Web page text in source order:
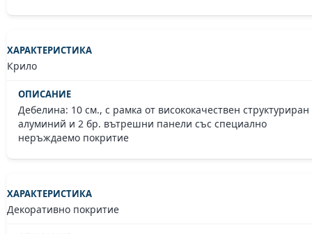
Крило
Дебелина: 10 см., с рамка от висококачествен структуриран
алуминий и 2 бр. вътрешни панели със специално
неръждаемо покритие
Декоративно покритие